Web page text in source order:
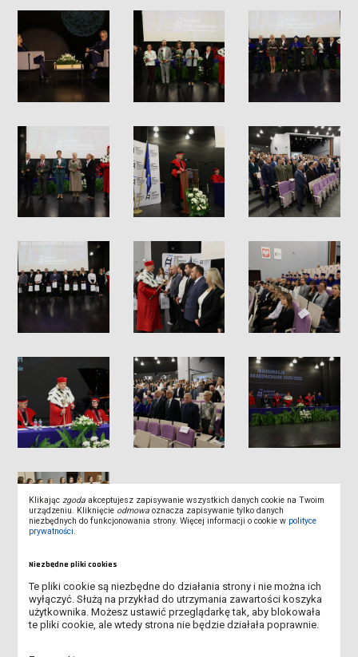
OSTATNIE DNI I WNIOSKOWANIA O MIEJSCE W DOMU STUDENTA
Klikajączgoda akceptujesz zapisywanie wszystkich danych cookie na Twoim
urządzeniu. Kliknięcie odmowa oznacza zapisywanie tylko danych
niezbędnych do funkcjonowania strony. Więcej informacji o cookie w polityce
prywatności.
Niezbędne pliki cookies
Te pliki cookie są niezbędne do działania strony i nie można ich
wyłączyć. Służą na przykład do utrzymania zawartości koszyka
użytkownika. Możesz ustawić przeglądarkę tak, aby blokowała
te pliki cookie, ale wtedy strona nie będzie działała poprawnie.